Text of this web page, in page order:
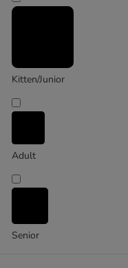
Kitten/Junior
Adult
Senior